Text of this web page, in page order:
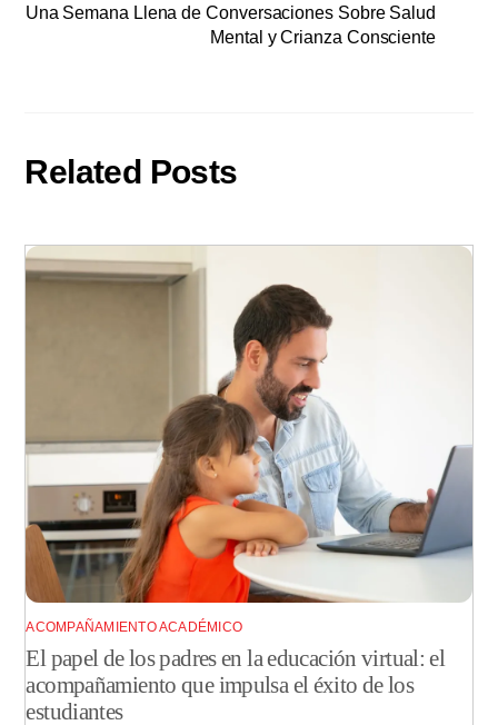
Una Semana Llena de Conversaciones Sobre Salud
Mental y Crianza Consciente
Related Posts
ACOMPAÑAMIENTO ACADÉMICO
El papel de los padres en la educación virtual: el
acompañamiento que impulsa el éxito de los
estudiantes